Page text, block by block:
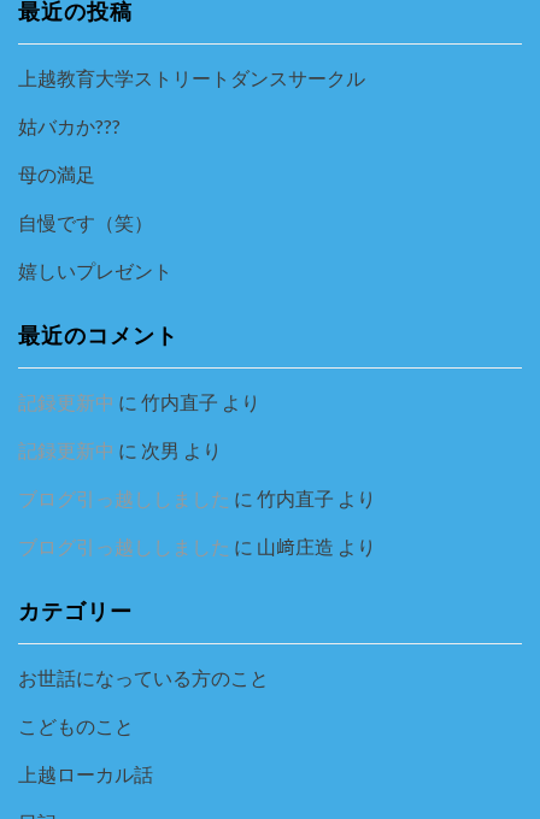
最近の投稿
上越教育大学ストリートダンスサークル
姑バカか???
母の満足
自慢です（笑）
嬉しいプレゼント
最近のコメント
記録更新中 に 竹内直子 より
記録更新中 に 次男 より
ブログ引っ越ししました に 竹内直子 より
ブログ引っ越ししました に 山﨑庄造 より
カテゴリー
お世話になっている方のこと
こどものこと
上越ローカル話